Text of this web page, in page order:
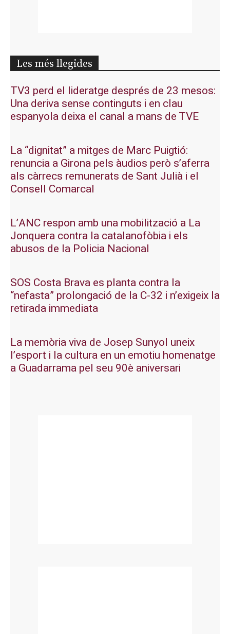
Les més llegides
TV3 perd el lideratge després de 23 mesos:
Una deriva sense continguts i en clau
espanyola deixa el canal a mans de TVE
La “dignitat” a mitges de Marc Puigtió:
renuncia a Girona pels àudios però s’aferra
als càrrecs remunerats de Sant Julià i el
Consell Comarcal
L’ANC respon amb una mobilització a La
Jonquera contra la catalanofòbia i els
abusos de la Policia Nacional
SOS Costa Brava es planta contra la
“nefasta” prolongació de la C-32 i n’exigeix la
retirada immediata
La memòria viva de Josep Sunyol uneix
l’esport i la cultura en un emotiu homenatge
a Guadarrama pel seu 90è aniversari